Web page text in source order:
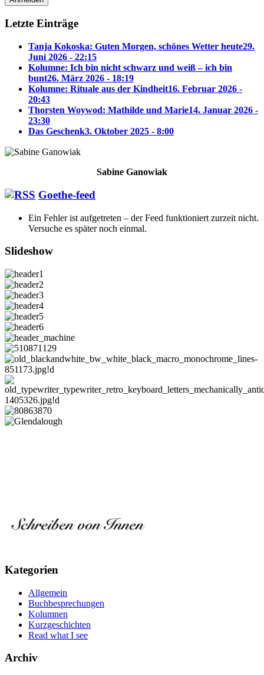
Letzte Einträge
Tanja Kokoska: Guten Morgen, schönes Wetter heute29.
Juni 2026 - 22:15
Kolumne: Ich bin nicht schwarz und weiß – ich bin
bunt26. März 2026 - 18:19
Kolumne: Rituale aus der Kindheit16. Februar 2026 -
20:43
Thorsten Woywod: Mathilde und Marie14. Januar 2026 -
23:30
Das Geschenk3. Oktober 2025 - 8:00
Sabine Ganowiak
Goethe-feed
Ein Fehler ist aufgetreten – der Feed funktioniert zurzeit nicht.
Versuche es später noch einmal.
Slideshow
Kategorien
Allgemein
Buchbesprechungen
Kolumnen
Kurzgeschichten
Read what I see
Archiv